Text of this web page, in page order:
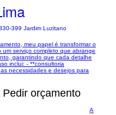
399 Jardim Luzitano
meu papel é transformar o
serviço completo que abrange
garantindo que cada detalhe
inclui: - **consultoria
necessidades e desejos para
Pedir orçamento
A